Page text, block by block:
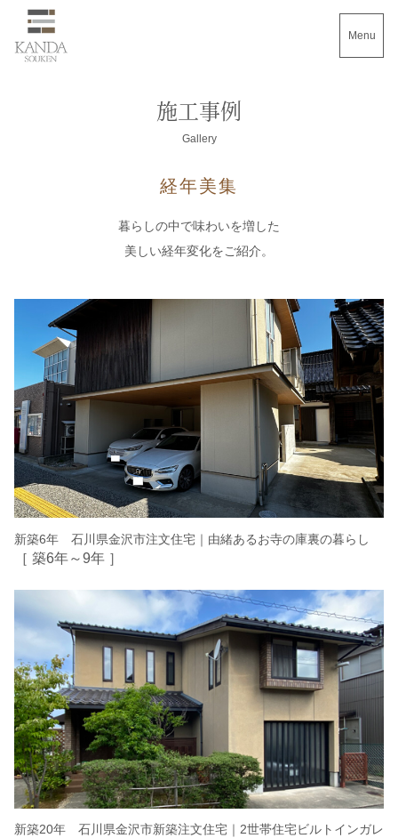
Menu
施工事例
Gallery
経年美集
暮らしの中で味わいを増した
美しい経年変化をご紹介。
新築6年 石川県金沢市注文住宅｜由緒あるお寺の庫裏の暮らし
［ 築6年～9年 ］
新築20年 石川県金沢市新築注文住宅｜2世帯住宅ビルトインガレ